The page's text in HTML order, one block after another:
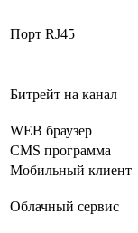
Порт RJ45
Битрейт на канал
WEB браузер
CMS программа
Мобильный клиент
Облачный сервис